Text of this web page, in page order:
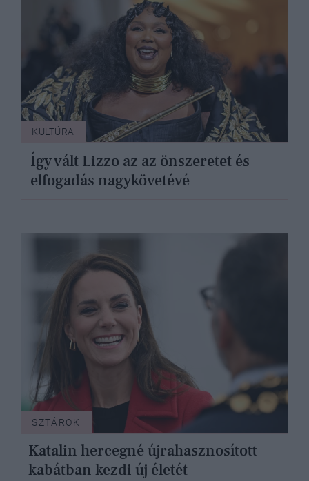
KULTÚRA
Így vált Lizzo az az önszeretet és
elfogadás nagykövetévé
SZTÁROK
Katalin hercegné újrahasznosított
kabátban kezdi új életét